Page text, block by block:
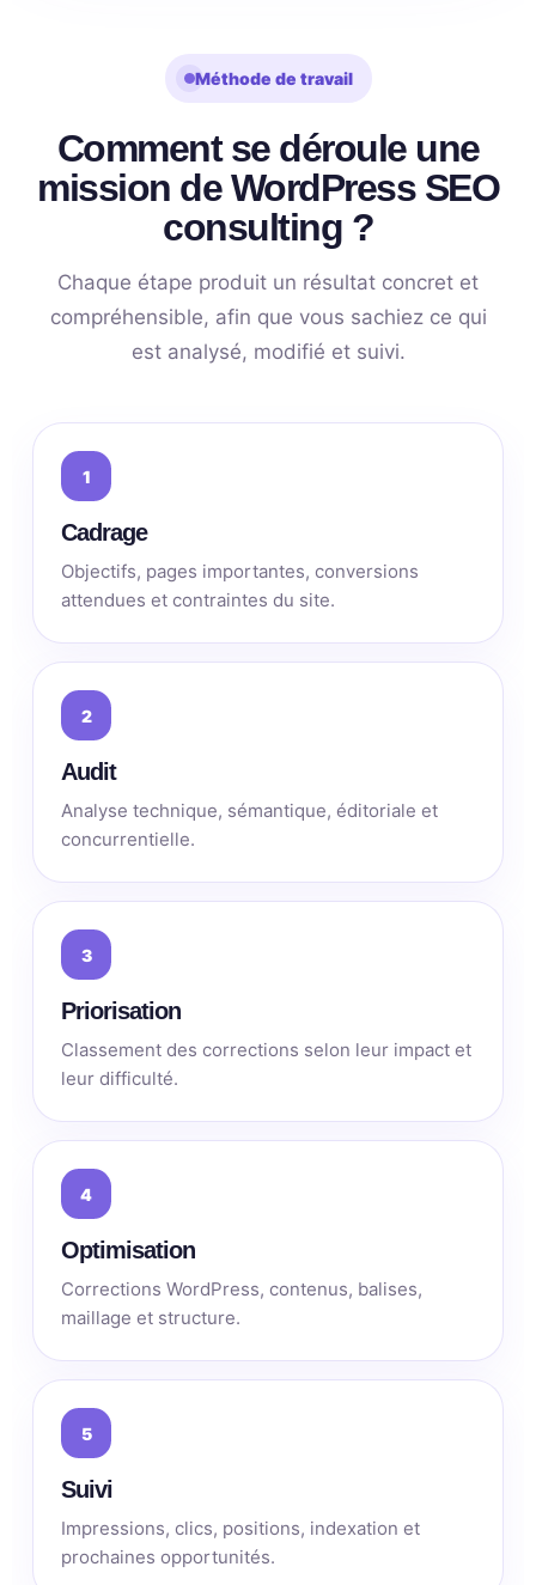
Méthode de travail
Comment se déroule une
mission de WordPress SEO
consulting ?
Chaque étape produit un résultat concret et
compréhensible, afin que vous sachiez ce qui
est analysé, modifié et suivi.
1
Cadrage
Objectifs, pages importantes, conversions
attendues et contraintes du site.
2
Audit
Analyse technique, sémantique, éditoriale et
concurrentielle.
3
Priorisation
Classement des corrections selon leur impact et
leur difficulté.
4
Optimisation
Corrections WordPress, contenus, balises,
maillage et structure.
5
Suivi
Impressions, clics, positions, indexation et
prochaines opportunités.